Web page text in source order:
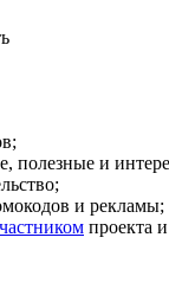
полезные и
и рекламы;
проекта